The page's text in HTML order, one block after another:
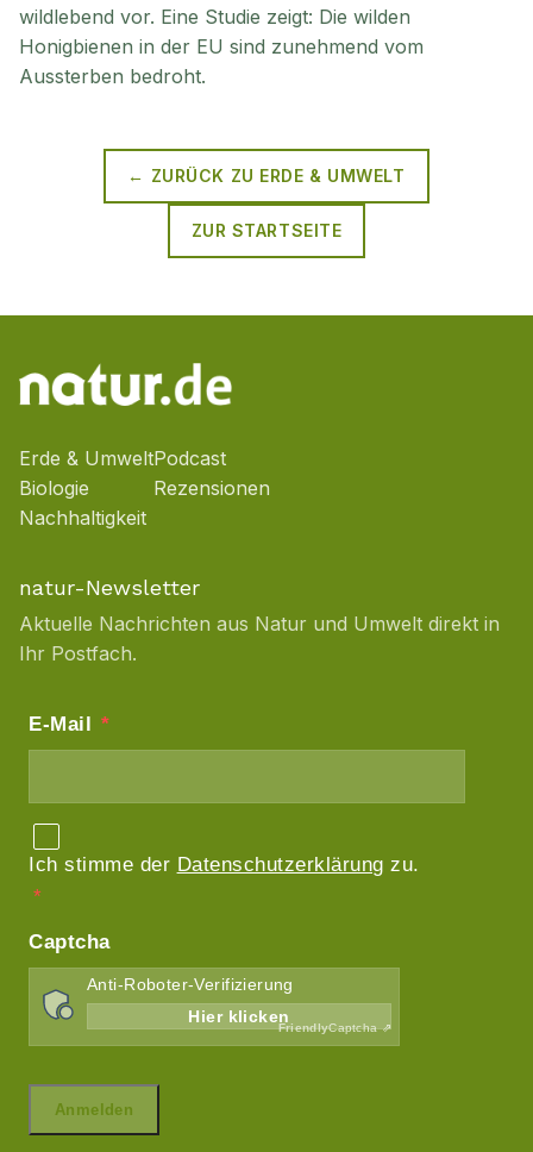
wildlebend vor. Eine Studie zeigt: Die wilden
Honigbienen in der EU sind zunehmend vom
Aussterben bedroht.
← ZURÜCK ZU ERDE & UMWELT
ZUR STARTSEITE
Erde & Umwelt
Biologie
Nachhaltigkeit
Podcast
Rezensionen
natur-Newsletter
Aktuelle Nachrichten aus Natur und Umwelt direkt in
Ihr Postfach.